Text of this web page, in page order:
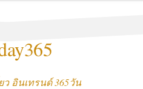
อินเทรนด์ 365วัน